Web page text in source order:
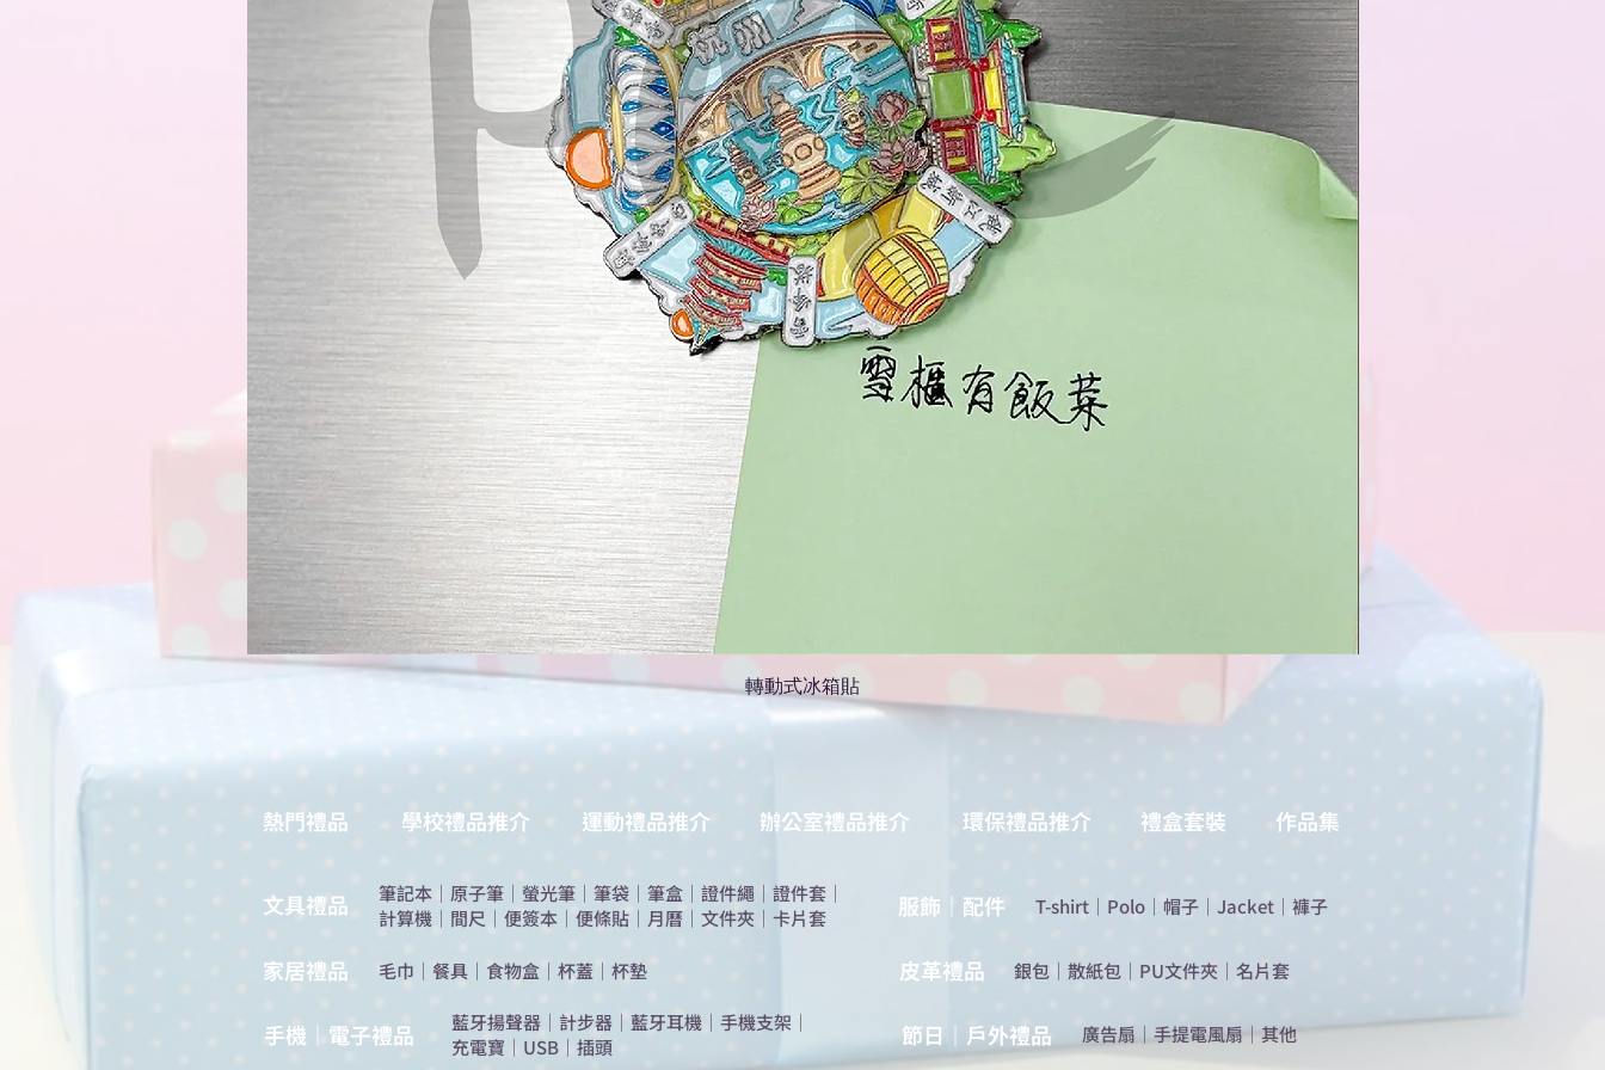
轉動式冰箱貼
熱門禮品 學校禮品推介 運動禮品推介 辦公室禮品推介 環保禮品推介 禮盒套裝 作品集
​文具禮品 筆記本 ｜ 原子筆 ｜ 螢光筆 ｜ 筆袋 ｜ 筆盒 ｜ 證件繩 ｜ 證件套 ｜
計算機 ｜ 間尺 ｜ 便簽本 ｜ 便條貼 ｜ 月曆 ｜ 文件夾 ｜ 卡片套
​家居禮品 ​毛巾 ｜ 餐具 ｜ 食物盒 ｜ 杯蓋 ｜ 杯墊
手機｜電子禮品 ​藍牙揚聲器 ｜ 計步器 ｜ 藍牙耳機 ｜ 手機支架 ｜
充電寶 ｜ USB ｜ 插頭
服飾｜配件 T-shirt ｜ Polo ｜ 帽子 ｜ Jacket ｜ 褲子
​皮革禮品 ​銀包 ｜ 散紙包 ｜ PU文件夾 ｜ 名片套
節日｜戶外禮品 ​廣告扇 ｜ 手提電風扇 ｜ 其他